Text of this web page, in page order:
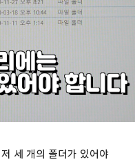
세 개의 폴더가 있어야